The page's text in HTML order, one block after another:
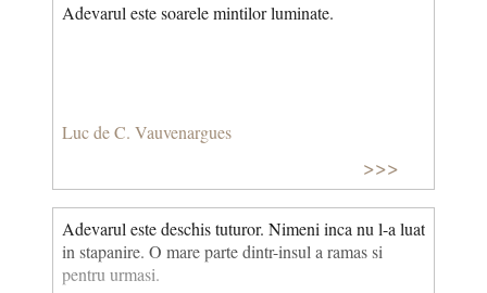
Adevarul este soarele mintilor luminate.
Luc de C. Vauvenargues
>>>
Adevarul este deschis tuturor. Nimeni inca nu l-a luat
in stapanire. O mare parte dintr-insul a ramas si
pentru urmasi.